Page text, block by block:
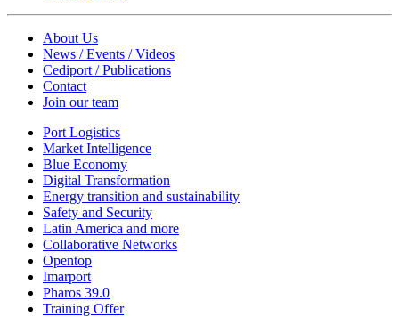
About Us
News / Events / Videos
Cediport / Publications
Contact
Join our team
Port Logistics
Market Intelligence
Blue Economy
Digital Transformation
Energy transition and sustainability
Safety and Security
Latin America and more
Collaborative Networks
Opentop
Imarport
Pharos 39.0
Training Offer